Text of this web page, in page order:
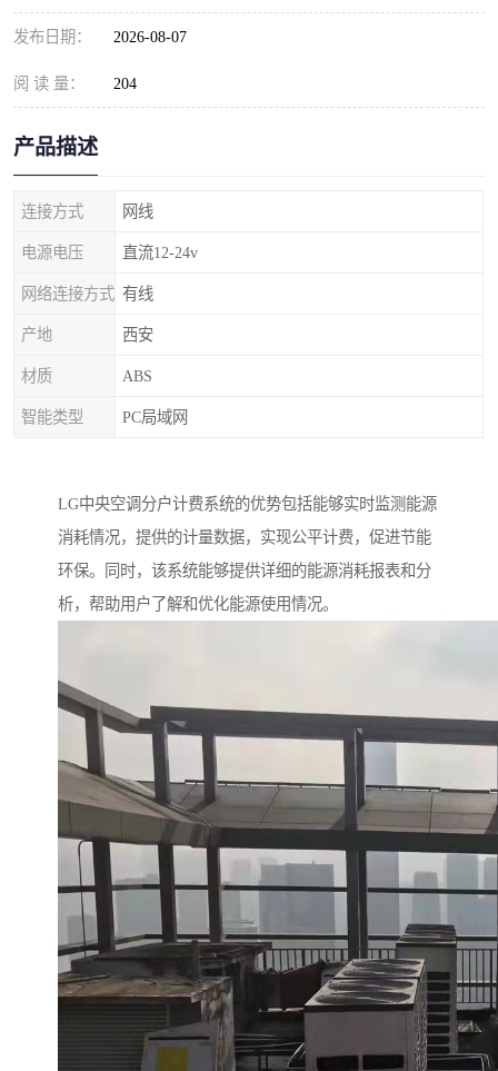
发布日期： 2026-08-07
阅 读 量： 204
产品描述
连接方式 网线
电源电压 直流12-24v
网络连接方式 有线
产地 西安
材质 ABS
智能类型 PC局域网
LG中央空调分户计费系统的优势包括能够实时监测能源
消耗情况，提供的计量数据，实现公平计费，促进节能
环保。同 时，该系统能够提供详细的能源消耗报表和分
析，帮助用户了解和优化能源使用情况。